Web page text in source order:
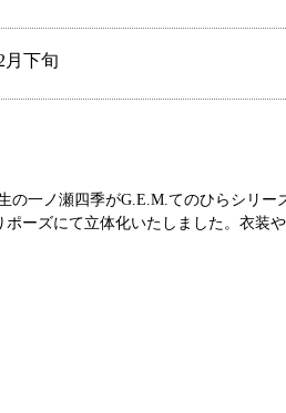
月下旬
一ノ瀬四季がG.E.M.てのひらシリー
ーズにて立体化いたしました。衣装